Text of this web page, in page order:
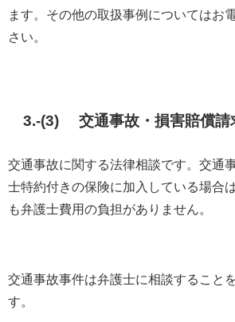
ます。その他の取扱事例についてはお
さい。
3.-(3) 交通事故・損害賠償請
交通事故に関する法律相談です。交通
士特約付きの保険に加入している場合
も弁護士費用の負担がありません。
交通事故事件は弁護士に相談すること
す。